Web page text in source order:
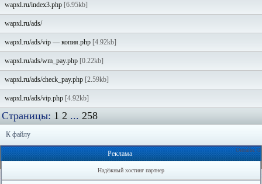
wapxl.ru/index3.php [6.95kb]
wapxl.ru/ads/
wapxl.ru/ads/vip — копия.php [4.92kb]
wapxl.ru/ads/wm_pay.php [0.22kb]
wapxl.ru/ads/check_pay.php [2.59kb]
wapxl.ru/ads/vip.php [4.92kb]
Страницы: 1 2 ... 258
К файлу
Онлайн: 0
Реклама
Надёжный хостинг партнер